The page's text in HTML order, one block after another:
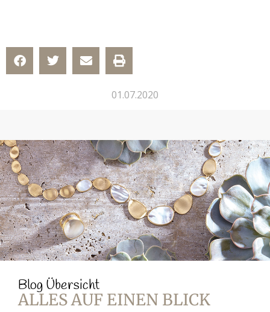
01.07.2020
Blog Übersicht
ALLES AUF EINEN BLICK